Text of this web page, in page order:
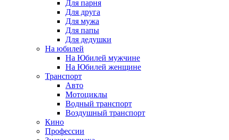
Для парня
Для друга
Для мужа
Для папы
Для дедушки
На юбилей
На Юбилей мужчине
На Юбилей женщине
Транспорт
Авто
Мотоциклы
Водный транспорт
Воздушный транспорт
Кино
Профессии